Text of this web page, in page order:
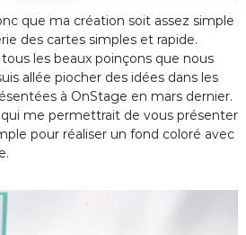
que ma création soit assez simple
des cartes simples et rapide.
les beaux poinçons que nous
allée piocher des idées dans les
à OnStage en mars dernier.
qui me permettrait de vous présenter
pour réaliser un fond coloré avec